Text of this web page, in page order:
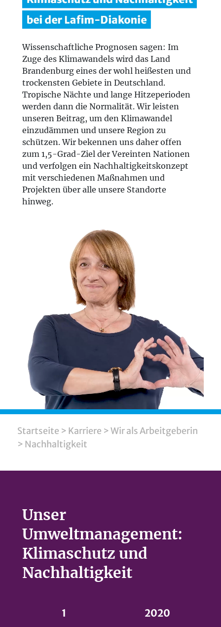
Wissenschaftliche Prognosen sagen: Im
Zuge des Klimawandels wird das Land
Brandenburg eines der wohl heißesten und
trockensten Gebiete in Deutschland.
Tropische Nächte und lange Hitzeperioden
werden dann die Normalität. Wir leisten
unseren Beitrag, um den Klimawandel
einzudämmen und unsere Region zu
schützen. Wir bekennen uns daher offen
zum 1,5-Grad-Ziel der Vereinten Nationen
und verfolgen ein Nachhaltigkeitskonzept
mit verschiedenen Maßnahmen und
Projekten über alle unsere Standorte
hinweg.
Startseite > Karriere >Wir als Arbeitgeberin
> Nachhaltigkeit
Unser
Umweltmanagement:
Klimaschutz und
Nachhaltigkeit
1 2020